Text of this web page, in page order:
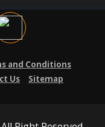
and Conditions
Us Sitemap